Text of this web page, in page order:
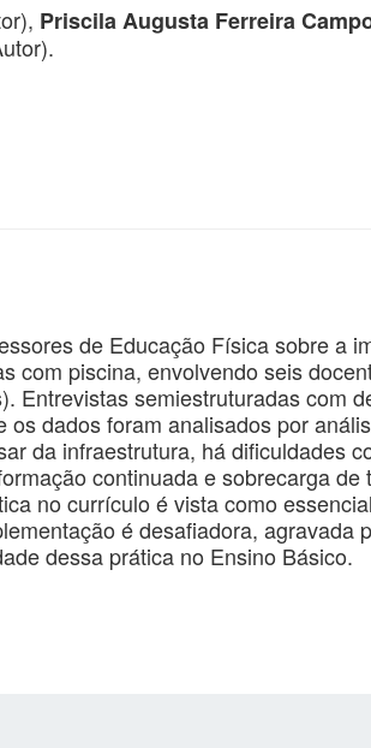
Priscila Augusta Ferreira
de Educação Física sobre a
com piscina, envolvendo seis
Entrevistas semiestruturadas com
dados foram analisados por
da infraestrutura, há dificuldades
continuada e sobrecarga de
no currículo é vista como
é desafiadora, agravada
dessa prática no Ensino Básico.